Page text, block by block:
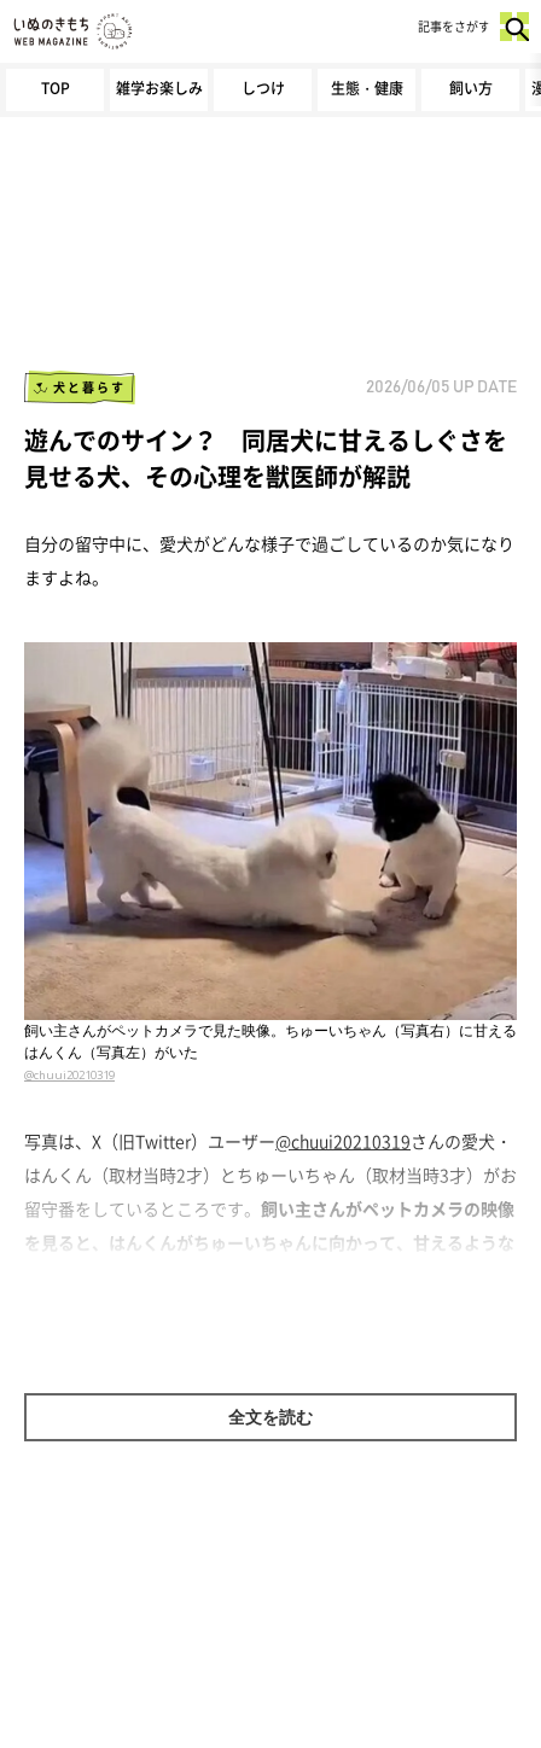
TOP 雑学お楽しみ しつけ 生態・健康 飼い方
記事をさがす
犬と暮らす 2026/06/05 UP DATE
遊んでのサイン？ 同居犬に甘えるしぐさを
見せる犬、その心理を獣医師が解説
自分の留守中に、愛犬がどんな様子で過ごしているのか気になり
ますよね。
飼い主さんがペットカメラで見た映像。ちゅーいちゃん（写真右）に甘える
はんくん（写真左）がいた
@chuui20210319
写真は、X（旧Twitter）ユーザー@chuui20210319さんの愛犬・
はんくん（取材当時2才）とちゅーいちゃん（取材当時3才）がお
留守番をしているところです。 飼い主さんがペットカメラの映像
を見ると、はんくんがちゅーいちゃんに向かって、甘えるような
全文を読む